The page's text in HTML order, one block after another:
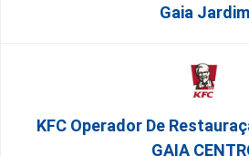
Gaia Jardim
KFC Operador De
GAIA